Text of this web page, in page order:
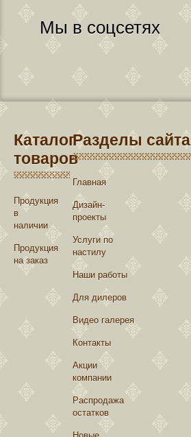
Мы в соцсетях
Каталог
товаров
Продукция
в
наличии
Продукция
на заказ
Разделы сайта
Главная
Дизайн-
проекты
Услуги по
настилу
Наши работы
Для дилеров
Видео галерея
Контакты
Акции
компании
Распродажа
остатков